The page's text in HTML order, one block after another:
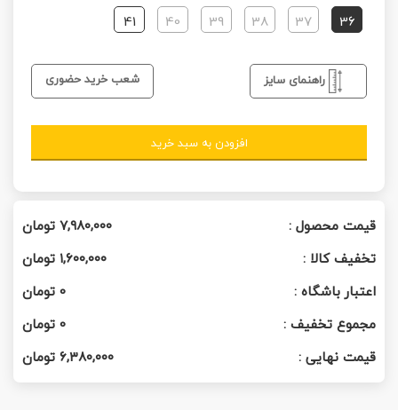
36
37
38
39
40
41
راهنمای سایز شعب خرید حضوری
افزودن به سبد خرید
قیمت محصول : ۷,۹۸۰,۰۰۰تومان
تخفیف کالا :
۱,۶۰۰,۰۰۰ تومان
اعتبار باشگاه :
0تومان
مجموع تخفیف :
0تومان
قیمت نهایی :
۶,۳۸۰,۰۰۰تومان